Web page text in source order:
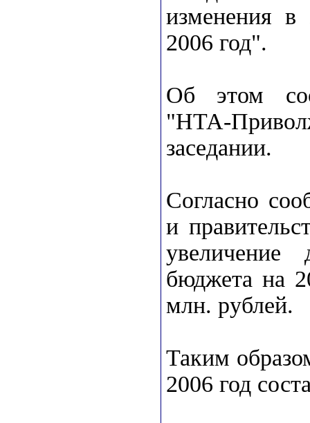
изменения
2006 год".
Об этом
"НТА-
заседании.
Согласно
и
увеличение
бюджета на
млн. рублей.
Таким
2006 год